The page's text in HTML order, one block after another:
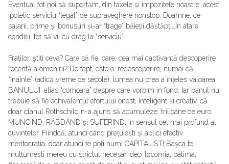
Eventual tot noi să suportăm, din taxele și impozitele noastre, acest
ipotetic serviciu “legal” de supraveghere nonstop. Doamne, ce
salarii, prime și bonusuri și-ar “trage” băieții dăștăpți…Ȋn atare
condiții, tot să vii cu drag la “serviciu”.
Fraților, știți ceva? Care să fie, oare, cea mai captivantă descoperire
recentă a omenirii? De fapt, este o…redescoperire, numai că,
“ȋnainte” (adică vreme de secole), lumea nu prea a ȋnțeles valoarea…
BANULUI, alias “comoara” despre care vorbim ȋn fond. Iar banul nu
trebuie să fie echivalentul efortului onest, inteligent și creativ, că
doar clanul Rothschild n-a ajuns să acumuleze…trilioane de euro
MUNCIND, RĂBDÂND și SUFERIND, ȋn sensul cel mai profund al
cuvintelor. Fiindcă, atunci când prețuiești și aplici efectiv
meritocrația, doar atunci te poți numi CAPITALIST! Bașca te
mulțumești mereu cu strictul necesar, deci lăcomia, patima,